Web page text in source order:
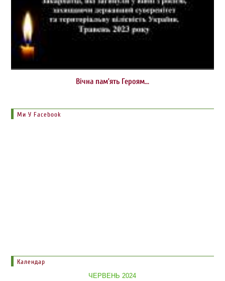
Вічна пам’ять Героям…
Ми У Facebook
Календар
ЧЕРВЕНЬ 2024